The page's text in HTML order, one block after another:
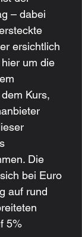
– dabei
ersichtlich
um die
Kurs,
Die
bei Euro
auf rund
5%